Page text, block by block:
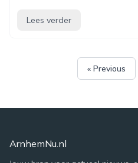
Lees verder
« Previous
ArnhemNu.nl